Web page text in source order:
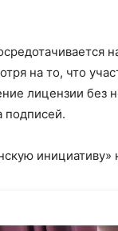
на то, что
лицензии без
подписей.
инициативу»